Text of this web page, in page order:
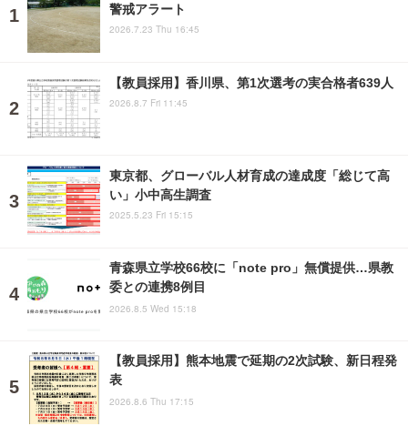
警戒アラート
2026.7.23 Thu 16:45
【教員採用】香川県、第1次選考の実合格者639人
2026.8.7 Fri 11:45
東京都、グローバル人材育成の達成度「総じて高
い」小中高生調査
2025.5.23 Fri 15:15
青森県立学校66校に「note pro」無償提供…県教
委との連携8例目
2026.8.5 Wed 15:18
【教員採用】熊本地震で延期の2次試験、新日程発
表
2026.8.6 Thu 17:15